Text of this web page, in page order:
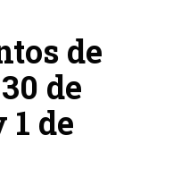
de
de
de